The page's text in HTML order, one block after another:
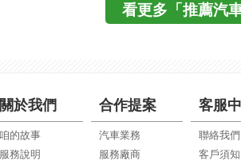
看更多「推薦汽
關於我們
咱的故事
服務說明
合作提案
汽車業務
服務廠商
客服
聯絡我們
客戶須知